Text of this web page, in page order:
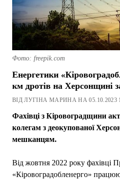
Фото: freepik.com
Енергетики
км дротів на Херсонщині
ВІД ЛУГІНА МАРИНА НА 05.10.2023
Фахівці з Кіровоградщини
колегам з деокупованої
мешканцям.
Від жовтня 2022 року фахівці
«Кіровоградобленерго»